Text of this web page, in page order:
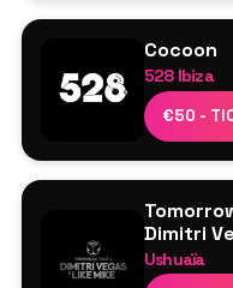
Cocoon
528 Ibiza
€50 -
Sven Väth
Weitere
Dimitri
Ushuaïa